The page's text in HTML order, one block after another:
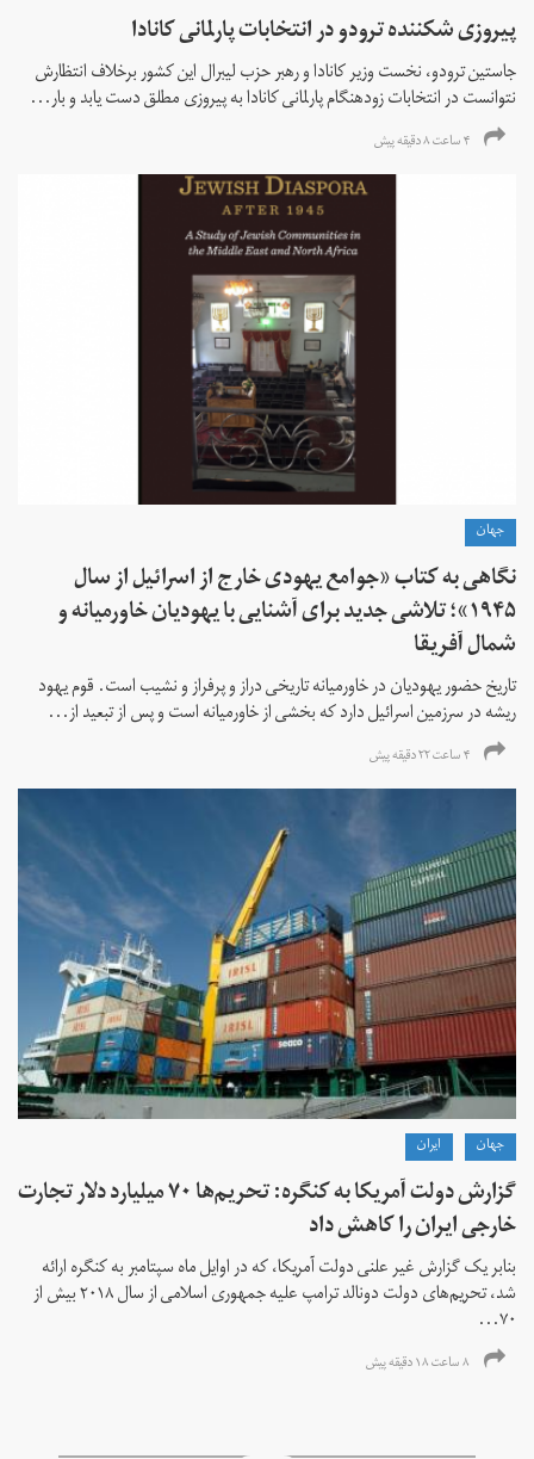
پیروزی شکننده ترودو در انتخابات پارلمانی کانادا
جاستین ترودو، نخست وزیر کانادا و رهبر حزب لیبرال این کشور برخلاف انتظارش
نتوانست در انتخابات زود‌هنگام پارلمانی کانادا به پیروزی مطلق دست یابد و بار...
۴ ساعت ۸ دقیقه پیش
جهان
نگاهی به کتاب «جوامع یهودی خارج از اسرائیل از سال
۱۹۴۵»؛ تلاشی جدید برای آشنایی با یهودیان خاورمیانه و
شمال آفریقا
تاریخ حضور یهودیان در خاورمیانه تاریخی دراز و پرفراز و نشیب است. قوم یهود
ریشه در سرزمین اسرائیل دارد که بخشی از خاورمیانه است و پس از تبعید از...
۴ ساعت ۲۲ دقیقه پیش
جهان ايران
گزارش دولت آمریکا به کنگره: تحریم‌ها ۷۰ میلیارد دلار تجارت
خارجی ایران را کاهش داد
بنابر یک گزارش غیر علنی دولت آمریکا، که در اوایل ماه سپتامبر به کنگره ارائه
شد، تحریم‌های دولت دونالد ترامپ علیه جمهوری اسلامی از سال ۲۰۱۸ بیش از
۷۰...
۸ ساعت ۱۸ دقیقه پیش